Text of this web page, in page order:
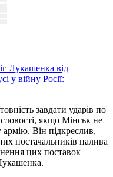
Лукашенка від
у війну Росії:
завдати ударів по
якщо Мінськ не
Він підкреслив,
постачальників палива
цих поставок